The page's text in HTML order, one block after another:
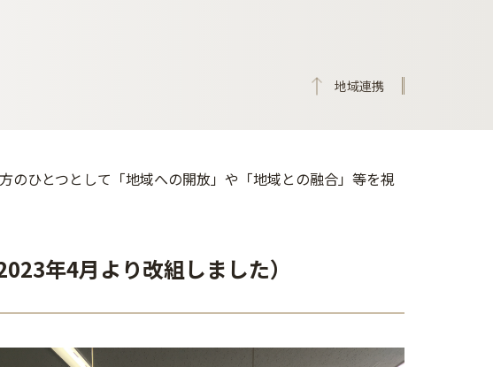
地域連携
のひとつとして「地域への開放」や「地域との融合」等を視
年4月より改組しました）